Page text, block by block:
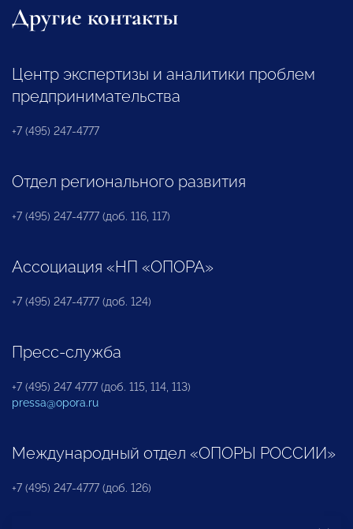
Другие контакты
Центр экспертизы и аналитики проблем
предпринимательства
+7 (495) 247-4777
Отдел регионального развития
+7 (495) 247-4777 (доб. 116, 117)
Ассоциация «НП «ОПОРА»
+7 (495) 247-4777 (доб. 124)
Пресс-служба
+7 (495) 247 4777 (доб. 115, 114, 113)
pressa@opora.ru
Международный отдел «ОПОРЫ РОССИИ»
+7 (495) 247-4777 (доб. 126)